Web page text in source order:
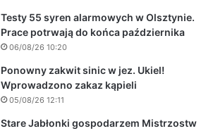
Testy 55 syren alarmowych w Olsztynie.
Prace potrwają do końca października
06/08/26 10:20
Ponowny zakwit sinic w jez. Ukiel!
Wprowadzono zakaz kąpieli
05/08/26 12:11
Stare Jabłonki gospodarzem Mistrzostw